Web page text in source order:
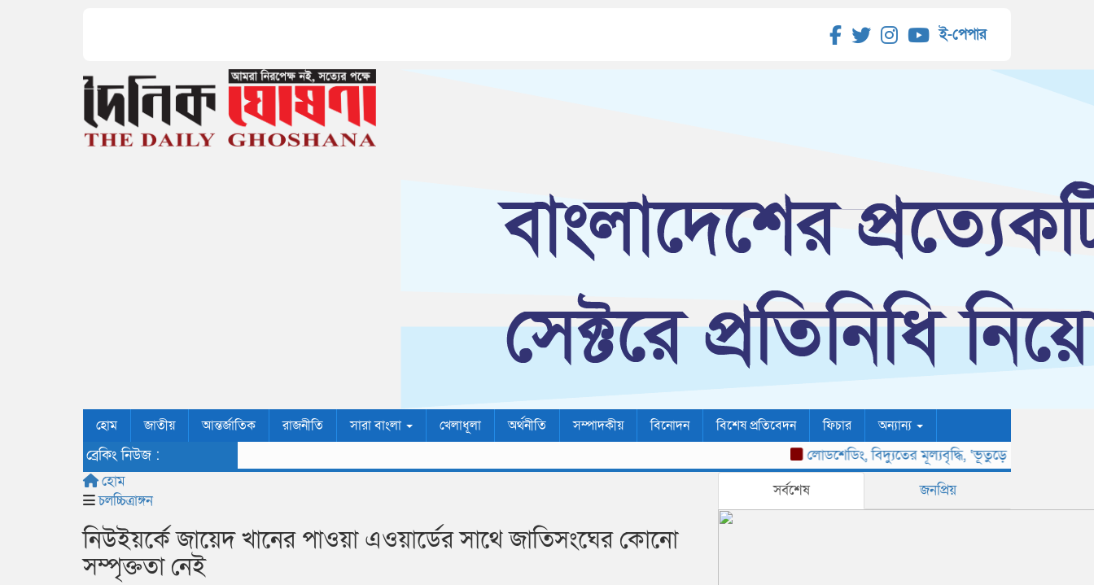
ই-পেপার
হোম জাতীয় আন্তর্জাতিক রাজনীতি সারা বাংলা খেলাধূলা অর্থনীতি সম্পাদকীয় বিনোদন বিশেষ প্রতিবেদন ফিচার অন্যান্য
ব্রেকিং নিউজ :
লোডশেডিং, বিদ্যুতের মূল্যবৃদ্ধি, ‘ভূতুড়ে বিল’ ও
হোম
চলচ্চিত্রাঙ্গন
নিউইয়র্কে জায়েদ খানের পাওয়া এওয়ার্ডের সাথে জাতিসংঘের কোনো
সম্পৃক্ততা নেই
সর্বশেষ জনপ্রিয়